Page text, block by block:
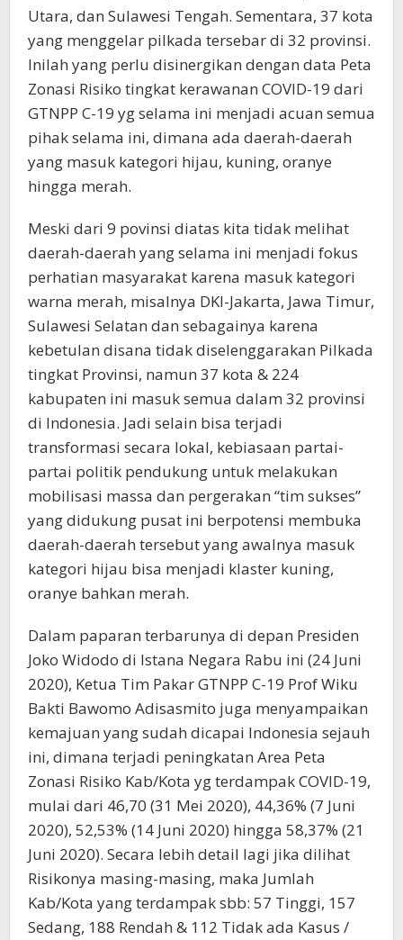
Utara, dan Sulawesi Tengah. Sementara, 37 kota
yang menggelar pilkada tersebar di 32 provinsi.
Inilah yang perlu disinergikan dengan data Peta
Zonasi Risiko tingkat kerawanan COVID-19 dari
GTNPP C-19 yg selama ini menjadi acuan semua
pihak selama ini, dimana ada daerah-daerah
yang masuk kategori hijau, kuning, oranye
hingga merah.
Meski dari 9 povinsi diatas kita tidak melihat
daerah-daerah yang selama ini menjadi fokus
perhatian masyarakat karena masuk kategori
warna merah, misalnya DKI-Jakarta, Jawa Timur,
Sulawesi Selatan dan sebagainya karena
kebetulan disana tidak diselenggarakan Pilkada
tingkat Provinsi, namun 37 kota & 224
kabupaten ini masuk semua dalam 32 provinsi
di Indonesia. Jadi selain bisa terjadi
transformasi secara lokal, kebiasaan partai-
partai politik pendukung untuk melakukan
mobilisasi massa dan pergerakan “tim sukses”
yang didukung pusat ini berpotensi membuka
daerah-daerah tersebut yang awalnya masuk
kategori hijau bisa menjadi klaster kuning,
oranye bahkan merah.
Dalam paparan terbarunya di depan Presiden
Joko Widodo di Istana Negara Rabu ini (24 Juni
2020), Ketua Tim Pakar GTNPP C-19 Prof Wiku
Bakti Bawomo Adisasmito juga menyampaikan
kemajuan yang sudah dicapai Indonesia sejauh
ini, dimana terjadi peningkatan Area Peta
Zonasi Risiko Kab/Kota yg terdampak COVID-19,
mulai dari 46,70 (31 Mei 2020), 44,36% (7 Juni
2020), 52,53% (14 Juni 2020) hingga 58,37% (21
Juni 2020). Secara lebih detail lagi jika dilihat
Risikonya masing-masing, maka Jumlah
Kab/Kota yang terdampak sbb: 57 Tinggi, 157
Sedang, 188 Rendah & 112 Tidak ada Kasus /